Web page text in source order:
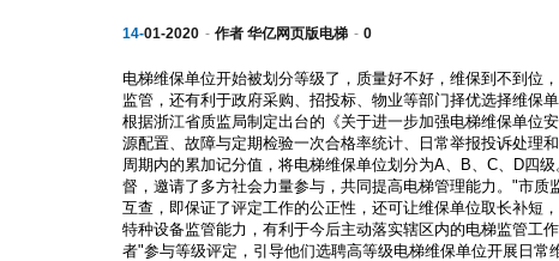
14-01-2020 作者 华亿网页版电梯 0
电梯维保单位开始被划分等级了，质量好不好，维保到不到位
监管，还有利于政府采购、招投标、物业等部门择优选择维保
根据浙江省质监局制定出台的《关于进一步加强电梯维保单位
源配置、故障与定期检验一次合格率统计、日常举报投诉处理
周期内的累加记分值，将电梯维保单位划分为A、B、C、D四
督，邀请了多方社会力量参与，共同提高电梯管理能力。"市
互查，即保证了评定工作的公正性，还可让维保单位取长补短
特种设备监管能力，有利于今后主动落实辖区内的电梯监管工
者"参与等级评定，引导他们选聘高等级电梯维保单位开展日常